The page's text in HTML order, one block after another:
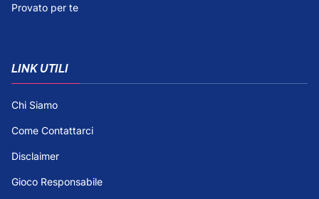
Provato per te
LINK UTILI
Chi Siamo
Come Contattarci
Disclaimer
Gioco Responsabile